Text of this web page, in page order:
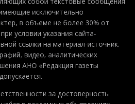
исключительно
в объеме не более 30% от
условии указания сайта-
ссылки на материал-источник.
видео, аналитических
АНО «Редакция газеты
за достоверность